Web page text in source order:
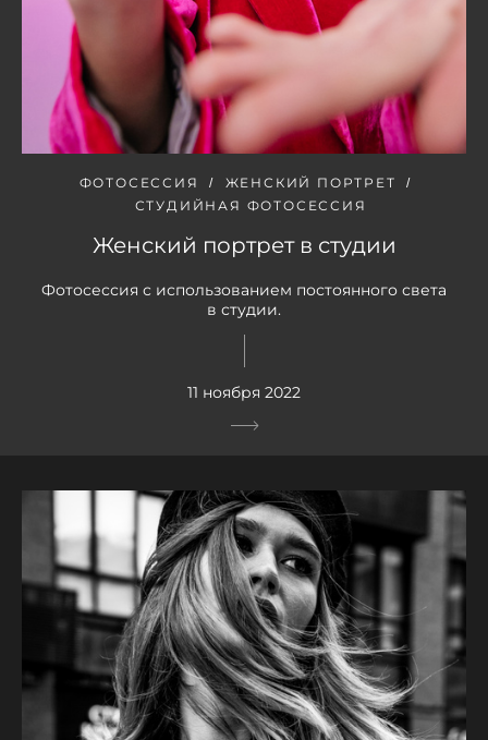
ФОТОСЕССИЯ
ЖЕНСКИЙ ПОРТРЕТ
СТУДИЙНАЯ ФОТОСЕССИЯ
Женский портрет в студии
Фотосессия с использованием постоянного света
в студии.
11 ноября 2022